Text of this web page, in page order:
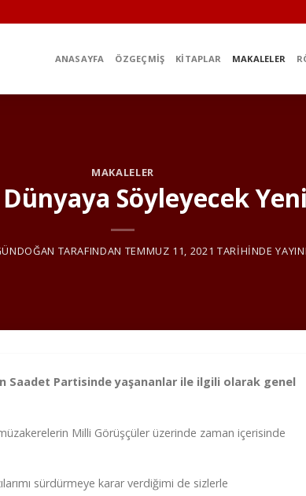
ANASAYFA ÖZGEÇMIŞ KITAPLAR MAKALELER
MAKALELER
Söyleyecek
TARAFINDAN TEMMUZ 11, 2021 TARIHINDE
Saadet Partisinde yaşananlar ile ilgili olarak genel
Milli Görüşçüler üzerinde zaman içerisinde
sürdürmeye karar verdiğimi de sizlerle